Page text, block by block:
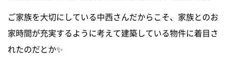
ご家族を大切にしている中西さんだからこそ、家族とのお
家時間が充実するように考えて建築している物件に着目さ
れたのだとか✨